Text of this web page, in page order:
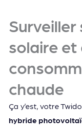
solaire et
chaude
Ça y’est, votre
hybride